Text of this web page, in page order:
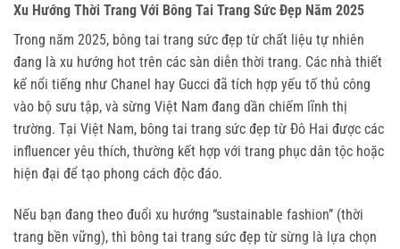
Xu Hướng Thời Trang Với Bông Tai Trang Sức Đẹp Năm 2025
Trong năm 2025, bông tai trang sức đẹp từ chất liệu tự nhiên
đang là xu hướng hot trên các sàn diễn thời trang. Các nhà thiết
kế nổi tiếng như Chanel hay Gucci đã tích hợp yếu tố thủ công
vào bộ sưu tập, và sừng Việt Nam đang dần chiếm lĩnh thị
trường. Tại Việt Nam, bông tai trang sức đẹp từ Đô Hai được các
influencer yêu thích, thường kết hợp với trang phục dân tộc hoặc
hiện đại để tạo phong cách độc đáo.
Nếu bạn đang theo đuổi xu hướng “sustainable fashion” (thời
trang bền vững), thì bông tai trang sức đẹp từ sừng là lựa chọn